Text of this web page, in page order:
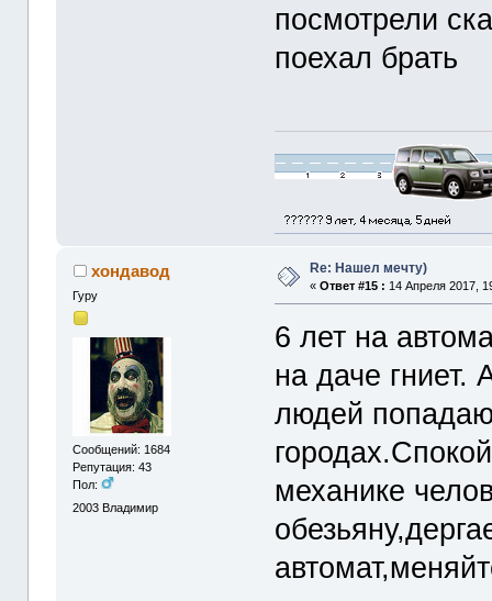
посмотрели
поехал брать
хондавод
Гуру
Сообщений: 1684
Репутация: 43
Пол:
2003 Владимир
Re: Нашел мечту)
«Ответ #15 : 14 Апреля 2017,
6 лет на
на даче гниет.
людей
механике